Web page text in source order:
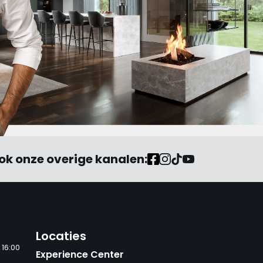
onze overige kanalen:
Locaties
Experience Center